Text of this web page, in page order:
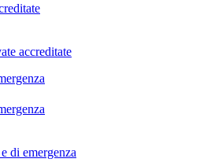
accreditate
di emergenza